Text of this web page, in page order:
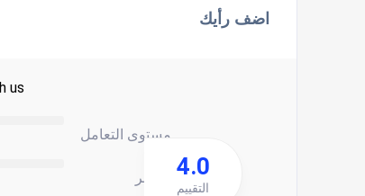
اضف رأيك
us.
مستوى التعامل
السعر 4.0
التقييم